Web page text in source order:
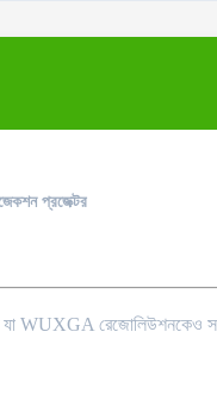
প্রজেক্টর
যা WUXGA রেজোলিউশনকেও